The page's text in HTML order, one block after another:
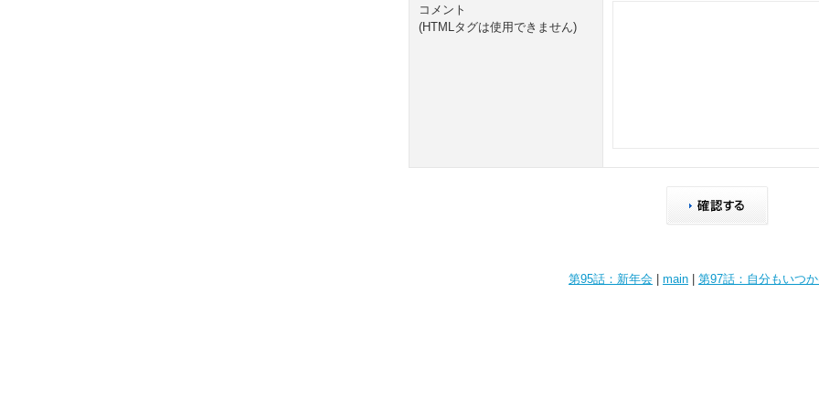
コメント
(HTMLタグは使用できません)
第95話：新年会 main 第97話：自分もいつか